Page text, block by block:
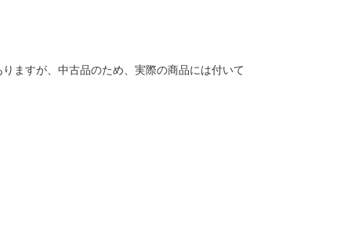
ますが、中古品のため、実際の商品には付いて